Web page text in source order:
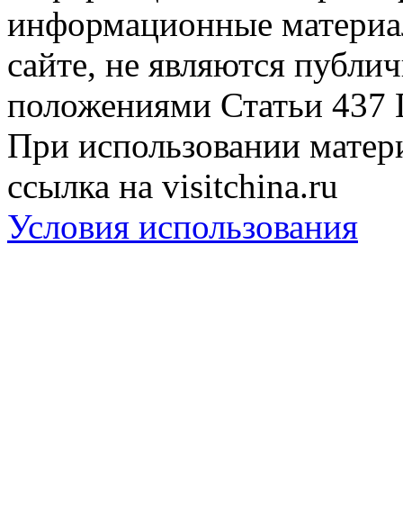
информационные
сайте, не являются
положениями Статьи 437
При использовании
ссылка на visitchina.ru
Условия использования